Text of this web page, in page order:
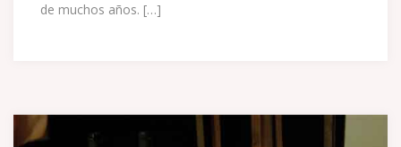
de muchos años. […]